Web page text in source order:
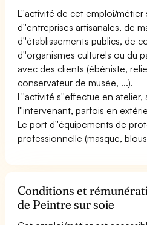
L''activité de cet emploi/métier
d''entreprises artisanales, de
d''établissements publics, de
d''organismes culturels ou du
avec des clients (ébéniste,
conservateur de musée, ...).
L''activité s''effectue en atelier,
l''intervenant, parfois en
Le port d''équipements de
professionnelle (masque,
Conditions et
de Peintre sur soie